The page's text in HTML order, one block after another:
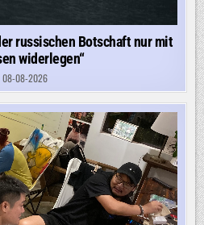
russischen Botschaft nur mit
widerlegen“
08-08-2026